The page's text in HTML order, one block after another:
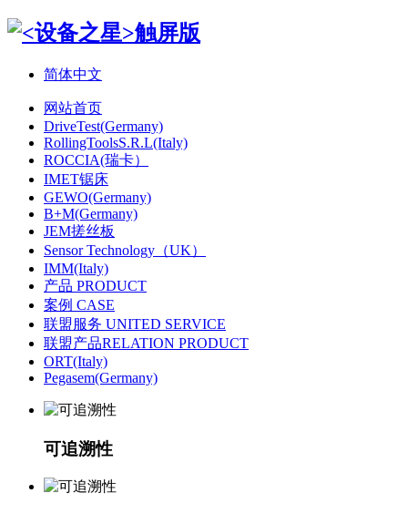
简体中文
网站首页
DriveTest(Germany)
RollingToolsS.R.L(Italy)
ROCCIA(瑞卡）
IMET锯床
GEWO(Germany)
B+M(Germany)
JEM搓丝板
Sensor Technology（UK）
IMM(Italy)
产品 PRODUCT
案例 CASE
联盟服务 UNITED SERVICE
联盟产品RELATION PRODUCT
ORT(Italy)
Pegasem(Germany)
可追溯性